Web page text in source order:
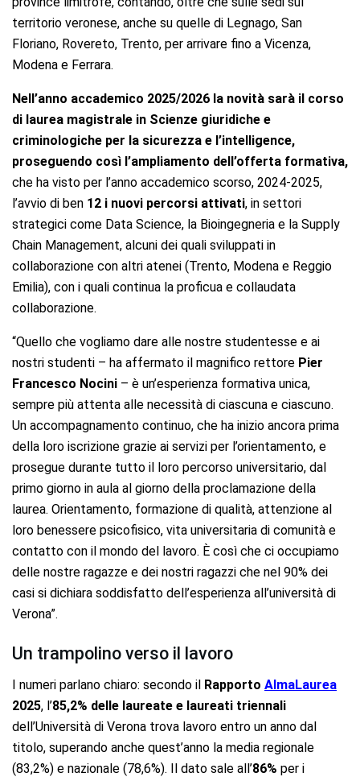
territorio veronese, anche su quelle di Legnago, San
Floriano, Rovereto, Trento, per arrivare fino a Vicenza,
Modena e Ferrara.
Nell’anno accademico 2025/2026 la novità sarà il corso
di laurea magistrale in Scienze giuridiche e
criminologiche per la sicurezza e l’intelligence,
proseguendo così l’ampliamento dell’offerta formativa,
che ha visto per l’anno accademico scorso, 2024-2025,
l’avvio di ben 12 i nuovi percorsi attivati, in settori
strategici come Data Science, la Bioingegneria e la Supply
Chain Management, alcuni dei quali sviluppati in
collaborazione con altri atenei (Trento, Modena e Reggio
Emilia), con i quali continua la proficua e collaudata
collaborazione.
“Quello che vogliamo dare alle nostre studentesse e ai
nostri studenti – ha affermato il magnifico rettore Pier
Francesco Nocini – è un’esperienza formativa unica,
sempre più attenta alle necessità di ciascuna e ciascuno.
Un accompagnamento continuo, che ha inizio ancora prima
della loro iscrizione grazie ai servizi per l’orientamento, e
prosegue durante tutto il loro percorso universitario, dal
primo giorno in aula al giorno della proclamazione della
laurea. Orientamento, formazione di qualità, attenzione al
loro benessere psicofisico, vita universitaria di comunità e
contatto con il mondo del lavoro. È così che ci occupiamo
delle nostre ragazze e dei nostri ragazzi che nel 90% dei
casi si dichiara soddisfatto dell’esperienza all’università di
Verona”.
Un trampolino verso il lavoro
I numeri parlano chiaro: secondo il Rapporto AlmaLaurea
2025, l’85,2% delle laureate e laureati triennali
dell’Università di Verona trova lavoro entro un anno dal
titolo, superando anche quest’anno la media regionale
(83,2%) e nazionale (78,6%). Il dato sale all’86% per i